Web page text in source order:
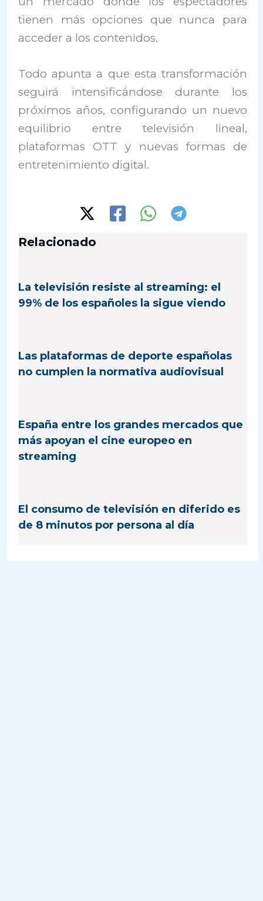
tienen más opciones que nunca para
acceder a los contenidos.
Todo apunta a que esta transformación
seguirá intensificándose durante los
próximos años, configurando un nuevo
equilibrio entre televisión lineal,
plataformas OTT y nuevas formas de
entretenimiento digital.
Relacionado
La televisión resiste al streaming: el
99% de los españoles la sigue viendo
Las plataformas de deporte españolas
no cumplen la normativa audiovisual
España entre los grandes mercados que
más apoyan el cine europeo en
streaming
El consumo de televisión en diferido es
de 8 minutos por persona al día